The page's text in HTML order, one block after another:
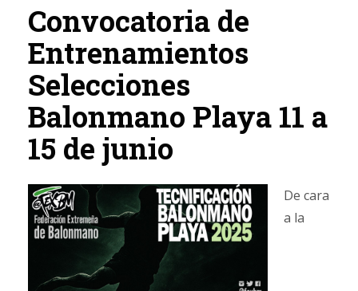
Convocatoria de
Entrenamientos
Selecciones
Balonmano Playa 11 a
15 de junio
De cara
a la